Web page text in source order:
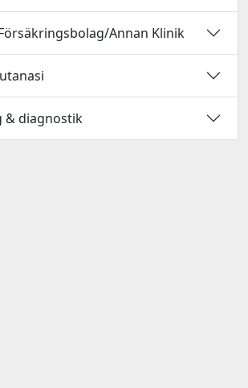
Annan Klinik
& diagnostik